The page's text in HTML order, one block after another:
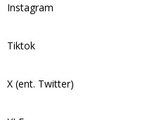
Instagram
Tiktok
X (ent. Twitter)